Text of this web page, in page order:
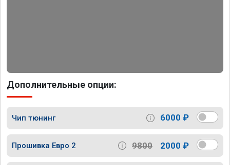
Дополнительные опции:
Чип тюнинг 6000 ₽
Прошивка Евро 2 9800 2000 ₽